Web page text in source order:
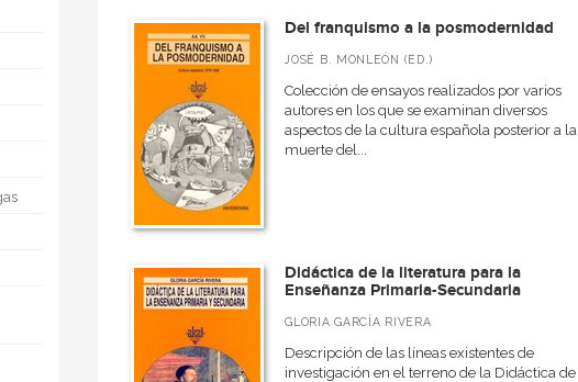
Del franquismo a la posmodernidad
JOSÉ B. MONLEÓN (ED.)
Colección de ensayos realizados por varios
autores en los que se examinan diversos
aspectos de la cultura española posterior a la
muerte del...
Didáctica de la literatura para la
Enseñanza Primaria-Secundaria
GLORIA GARCÍA RIVERA
Descripción de las líneas existentes de
investigación en el terreno de la Didáctica de